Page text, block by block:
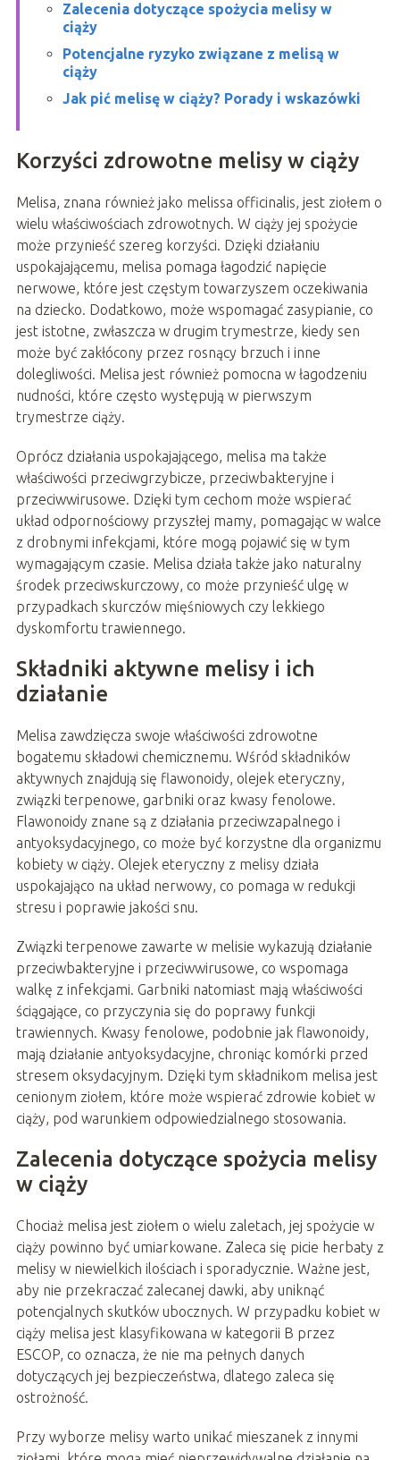
Zalecenia dotyczące spożycia melisy w
ciąży
Potencjalne ryzyko związane z melisą w
ciąży
Jak pić melisę w ciąży? Porady i wskazówki
Korzyści zdrowotne melisy w ciąży
Melisa, znana również jako melissa officinalis, jest ziołem o
wielu właściwościach zdrowotnych. W ciąży jej spożycie
może przynieść szereg korzyści. Dzięki działaniu
uspokajającemu, melisa pomaga łagodzić napięcie
nerwowe, które jest częstym towarzyszem oczekiwania
na dziecko. Dodatkowo, może wspomagać zasypianie, co
jest istotne, zwłaszcza w drugim trymestrze, kiedy sen
może być zakłócony przez rosnący brzuch i inne
dolegliwości. Melisa jest również pomocna w łagodzeniu
nudności, które często występują w pierwszym
trymestrze ciąży.
Oprócz działania uspokajającego, melisa ma także
właściwości przeciwgrzybicze, przeciwbakteryjne i
przeciwwirusowe. Dzięki tym cechom może wspierać
układ odpornościowy przyszłej mamy, pomagając w walce
z drobnymi infekcjami, które mogą pojawić się w tym
wymagającym czasie. Melisa działa także jako naturalny
środek przeciwskurczowy, co może przynieść ulgę w
przypadkach skurczów mięśniowych czy lekkiego
dyskomfortu trawiennego.
Składniki aktywne melisy i ich
działanie
Melisa zawdzięcza swoje właściwości zdrowotne
bogatemu składowi chemicznemu. Wśród składników
aktywnych znajdują się flawonoidy, olejek eteryczny,
związki terpenowe, garbniki oraz kwasy fenolowe.
Flawonoidy znane są z działania przeciwzapalnego i
antyoksydacyjnego, co może być korzystne dla organizmu
kobiety w ciąży. Olejek eteryczny z melisy działa
uspokajająco na układ nerwowy, co pomaga w redukcji
stresu i poprawie jakości snu.
Związki terpenowe zawarte w melisie wykazują działanie
przeciwbakteryjne i przeciwwirusowe, co wspomaga
walkę z infekcjami. Garbniki natomiast mają właściwości
ściągające, co przyczynia się do poprawy funkcji
trawiennych. Kwasy fenolowe, podobnie jak flawonoidy,
mają działanie antyoksydacyjne, chroniąc komórki przed
stresem oksydacyjnym. Dzięki tym składnikom melisa jest
cenionym ziołem, które może wspierać zdrowie kobiet w
ciąży, pod warunkiem odpowiedzialnego stosowania.
Zalecenia dotyczące spożycia melisy
w ciąży
Chociaż melisa jest ziołem o wielu zaletach, jej spożycie w
ciąży powinno być umiarkowane. Zaleca się picie herbaty z
melisy w niewielkich ilościach i sporadycznie. Ważne jest,
aby nie przekraczać zalecanej dawki, aby uniknąć
potencjalnych skutków ubocznych. W przypadku kobiet w
ciąży melisa jest klasyfikowana w kategorii B przez
ESCOP, co oznacza, że nie ma pełnych danych
dotyczących jej bezpieczeństwa, dlatego zaleca się
ostrożność.
Przy wyborze melisy warto unikać mieszanek z innymi